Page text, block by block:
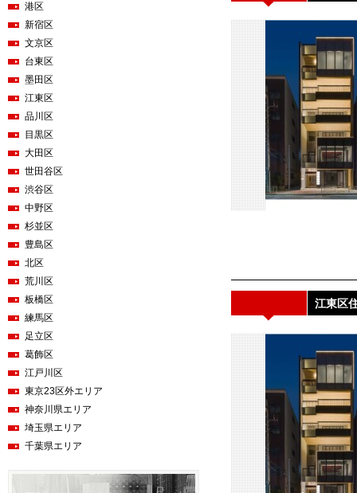
江東区
港区
新宿区
文京区
台東区
墨田区
江東区
品川区
目黒区
大田区
世田谷区
渋谷区
中野区
杉並区
豊島区
北区
荒川区
板橋区
練馬区
足立区
葛飾区
江戸川区
東京23区外エリア
神奈川県エリア
埼玉県エリア
千葉県エリア